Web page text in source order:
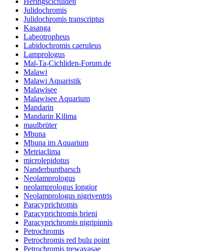
Julidochromis
Julidochromis transcriptus
Kasanga
Labeotropheus
Labidochromis caeruleus
Lamprologus
Mal-Ta-Cichliden-Forum.de
Malawi
Malawi Aquaristik
Malawisee
Malawisee Aquarium
Mandarin
Mandarin Kilima
maulbrüter
Mbuna
Mbuna im Aquarium
Metriaclima
microlepidotus
Nanderbuntbarsch
Neolamprologus
neolamprologus longior
Neolamprologus nigriventris
Paracyprichromis
Paracyprichromis brieni
Paracyprichromis nigripinnis
Petrochromis
Petrochromis red bulu point
Petrochromis trewavasae